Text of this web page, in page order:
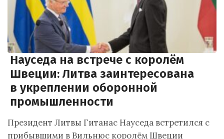
Науседа на встрече с королём
Швеции: Литва заинтересована
в укреплении оборонной
промышленности
Президент Литвы Гитанас Науседа встретился с
прибывшими в Вильнюс королём Швеции